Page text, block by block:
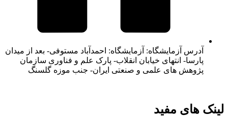
آدرس آزمایشگاه: آزمایشگاه: احمدآباد مستوفی- بعد از میدان
پارسا- انتهای خیابان انقلاب- پارک علم و فناوری سازمان
پژوهش های علمی و صنعتی ایران- جنب موزه گلسنگ
لینک های مفید